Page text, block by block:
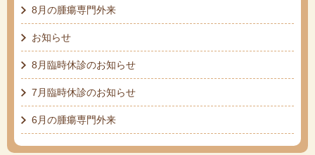
8月の腫瘍専門外来
お知らせ
8月臨時休診のお知らせ
7月臨時休診のお知らせ
6月の腫瘍専門外来